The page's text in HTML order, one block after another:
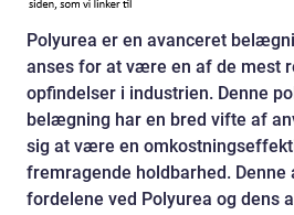
Polyurea er en avanceret
anses for at være en af de mest
opfindelser i industrien. Denne
belægning har en bred vifte af
sig at være en
fremragende holdbarhed.
fordelene ved Polyurea og dens